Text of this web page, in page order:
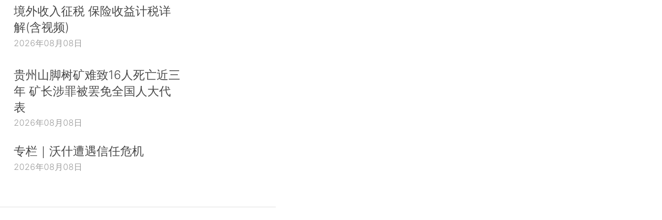
境外收入征税 保险收益计税详
解(含视频)
2026年08月08日
贵州山脚树矿难致16人死亡近三
年 矿长涉罪被罢免全国人大代
表
2026年08月08日
专栏｜沃什遭遇信任危机
2026年08月08日